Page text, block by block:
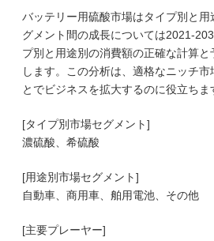
バッテリー用硫酸市場はタイプ別と
グメント間の成長については2021-
プ別と用途別の消費額の正確な計算
します。この分析は、適格なニッチ市
とでビジネスを拡大するのに役立ちま
[タイプ別市場セグメント]
濃硫酸、希硫酸
[用途別市場セグメント]
自動車、商用車、舶用電池、その他
[主要プレーヤー]